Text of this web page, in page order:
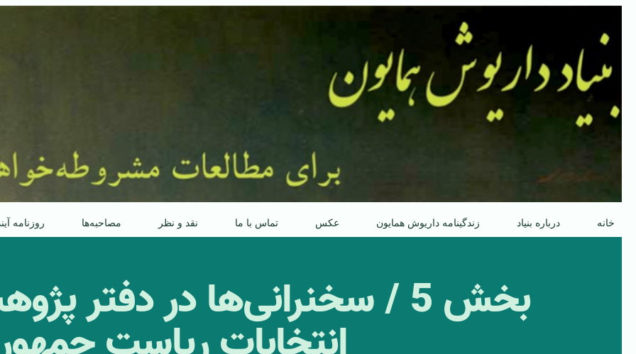
پرش
محتوا
خانه درباره بنیاد زندگینامه داریوش همایون عکس تماس با ما نقد و نظر مصاحبه‌ها روزنامه
بخش 5 / سخنرانی‌ها در